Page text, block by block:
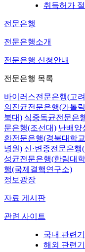
취득허가
전문은행
전문은행소개
전문은행 신청안내
전문은행 목록
바이러스전문은행(고
의진균전문은행(가톨
북대) 식중독균전문은
문은행(조선대) 난배양
환전문은행(경북대학
병원) 신·변종전문은
성균전문은행(한림대
행(국제결핵연구소)
정보광장
자료 게시판
관련 사이트
국내 관련
해외 관련